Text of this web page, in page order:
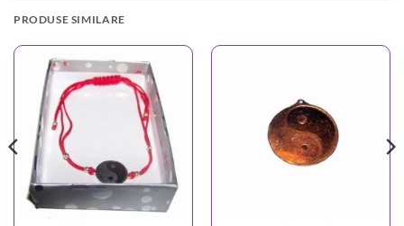
PRODUSE SIMILARE